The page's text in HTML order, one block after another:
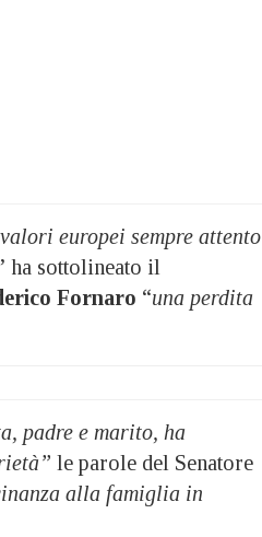
europei sempre attento
ha sottolineato il
Fornaro “una perdita
padre e marito, ha
le parole del Senatore
alla famiglia in